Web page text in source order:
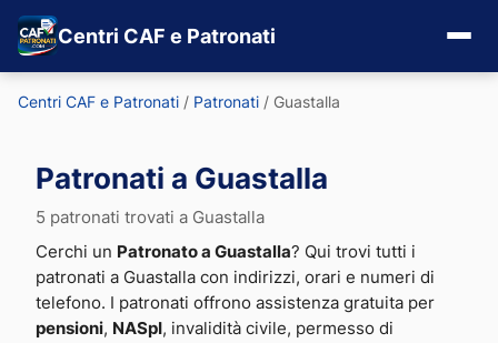
Centri CAF e Patronati
Centri CAF e Patronati / Patronati / Guastalla
Patronati a Guastalla
5 patronati trovati a Guastalla
Cerchi un Patronato a Guastalla? Qui trovi tutti i
patronati a Guastalla con indirizzi, orari e numeri di
telefono. I patronati offrono assistenza gratuita per
pensioni, NASpI , invalidità civile, permesso di